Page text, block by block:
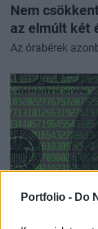
Portfolio - Do
Nem
az elmúlt két
Az órabérek